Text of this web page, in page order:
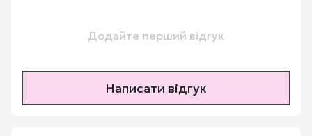
Додайте перший відгук
Написати відгук